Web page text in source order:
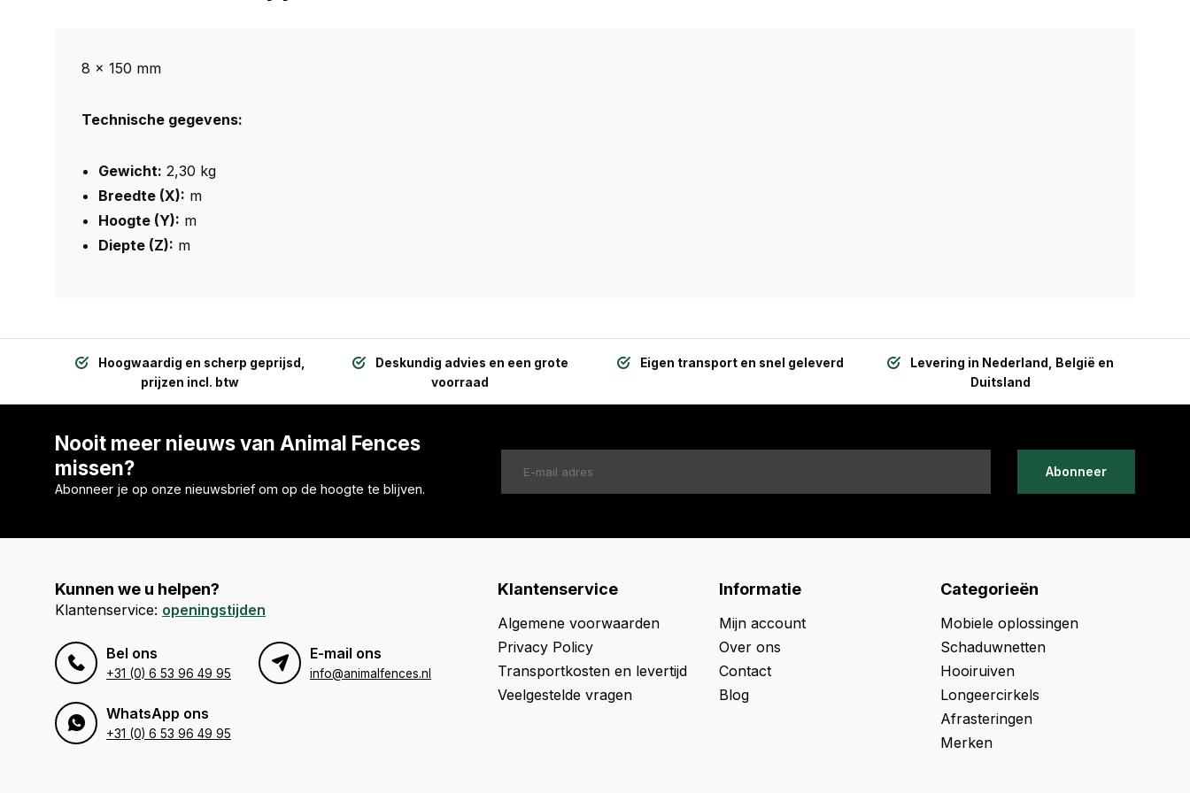
8 x 150 mm
Technische gegevens:
Gewicht: 2,30 kg
Breedte (X): m
Hoogte (Y): m
Diepte (Z): m
Hoogwaardig en scherp geprijsd,
prijzen incl. btw
Deskundig advies en een grote
voorraad
Eigen transport en snel geleverd
Levering in Nederland, België en
Duitsland
Nooit meer nieuws van Animal Fences
missen?
Abonneer je op onze nieuwsbrief om op de hoogte te blijven.
Abonneer
Kunnen we u helpen?
Klantenservice: openingstijden
Bel ons
+31 (0) 6 53 96 49 95
E-mail ons
info@animalfences.nl
WhatsApp ons
+31 (0) 6 53 96 49 95
Klantenservice
Algemene voorwaarden
Privacy Policy
Transportkosten en levertijd
Veelgestelde vragen
Informatie
Mijn account
Over ons
Contact
Blog
Categorieën
Mobiele oplossingen
Schaduwnetten
Hooiruiven
Longeercirkels
Afrasteringen
Merken